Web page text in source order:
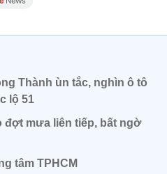
Thành ùn tắc, nghìn ô tô
lộ 51
đợt mưa liên tiếp, bất ngờ
tâm TPHCM